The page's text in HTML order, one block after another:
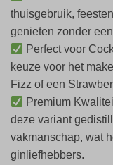
thuisgebruik,
genieten zonder
Perfect voor
keuze voor het
Fizz of een
Premium
deze variant
vakmanschap, wat
ginliefhebbers.